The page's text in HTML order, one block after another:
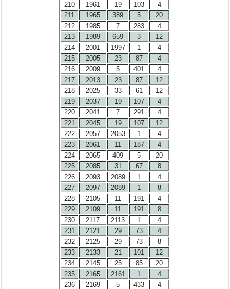
210
1961 19 103
4
211
1965 389 5
20
212
1985 7 283
4
213
1989 659 3
12
214
2001 1997 1
4
215
2005 23 87
4
216
2009 5 401
4
217
2013 23 87
12
218
2025 33 61
12
219
2037 19 107
4
220
2041 7 291
4
221
2045 19 107
12
222
2057 2053 1
4
223
2061 11 187
4
224
2065 409 5
20
225
2085 31 67
8
226
2093 2089 1
4
227
2097 2089 1
8
228
2105 11 191
4
229
2109 11 191
8
230
2117 2113 1
4
231
2121 29 73
4
232
2125 29 73
8
233
2133 21 101
12
234
2145 25 85
20
235
2165 2161 1
4
236
2169 5 433
4